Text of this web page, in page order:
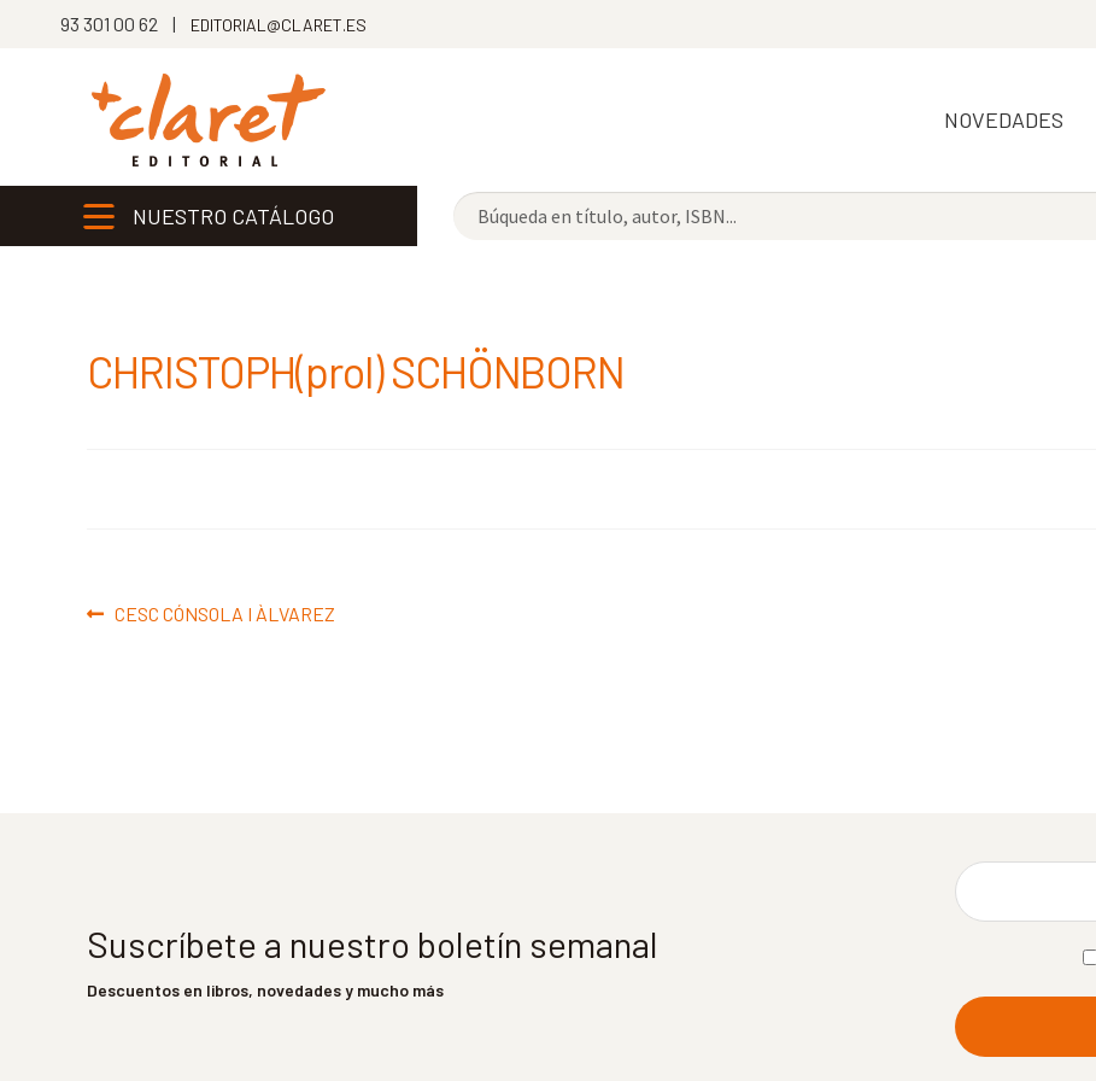
93 301 00 62 | EDITORIAL@CLARET.ES
NOVEDADES
NUESTRO CATÁLOGO
CHRISTOPH(prol) SCHÖNBORN
Navegación
Anterior:
CESC CÓNSOLA I ÀLVAREZ
Suscríbete a nuestro boletín semanal
Descuentos en libros, novedades y mucho más